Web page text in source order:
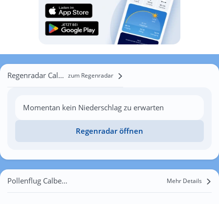
Regenradar Calberlah zum Regenradar
Momentan kein Niederschlag zu erwarten
Regenradar öffnen
Pollenflug Calberlah Mehr Details